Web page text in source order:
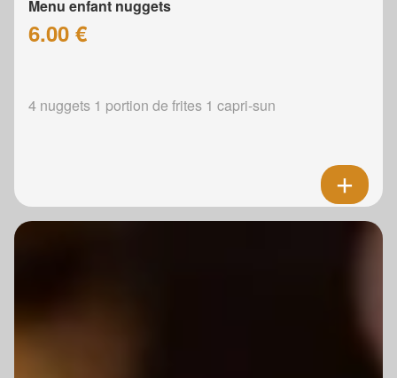
Menu enfant nuggets
6.00 €
4 nuggets 1 portion de frites 1 capri-sun